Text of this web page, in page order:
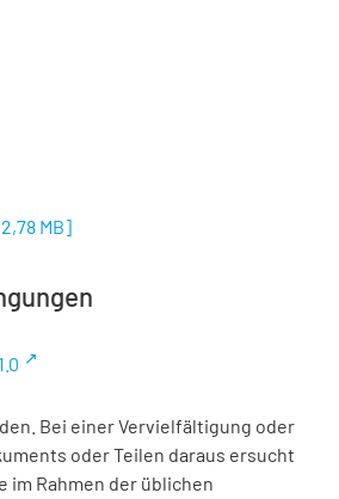
2,78 MB]
Bei einer Vervielfältigung oder
oder Teilen daraus ersucht
im Rahmen der üblichen